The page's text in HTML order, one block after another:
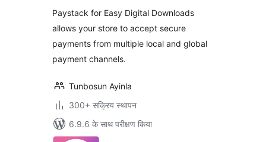
Paystack for Easy Digital Downloads
allows your store to accept secure
payments from multiple local and global
payment channels.
Tunbosun Ayinla
300+ सक्रिय स्थापन
6.9.6 के साथ परीक्षण किया